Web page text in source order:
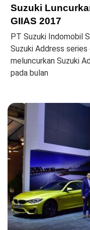
Suzuki
GIIAS 2017
PT Suzuki Indomobil
Suzuki Address
meluncurkan Suzuki
pada bulan